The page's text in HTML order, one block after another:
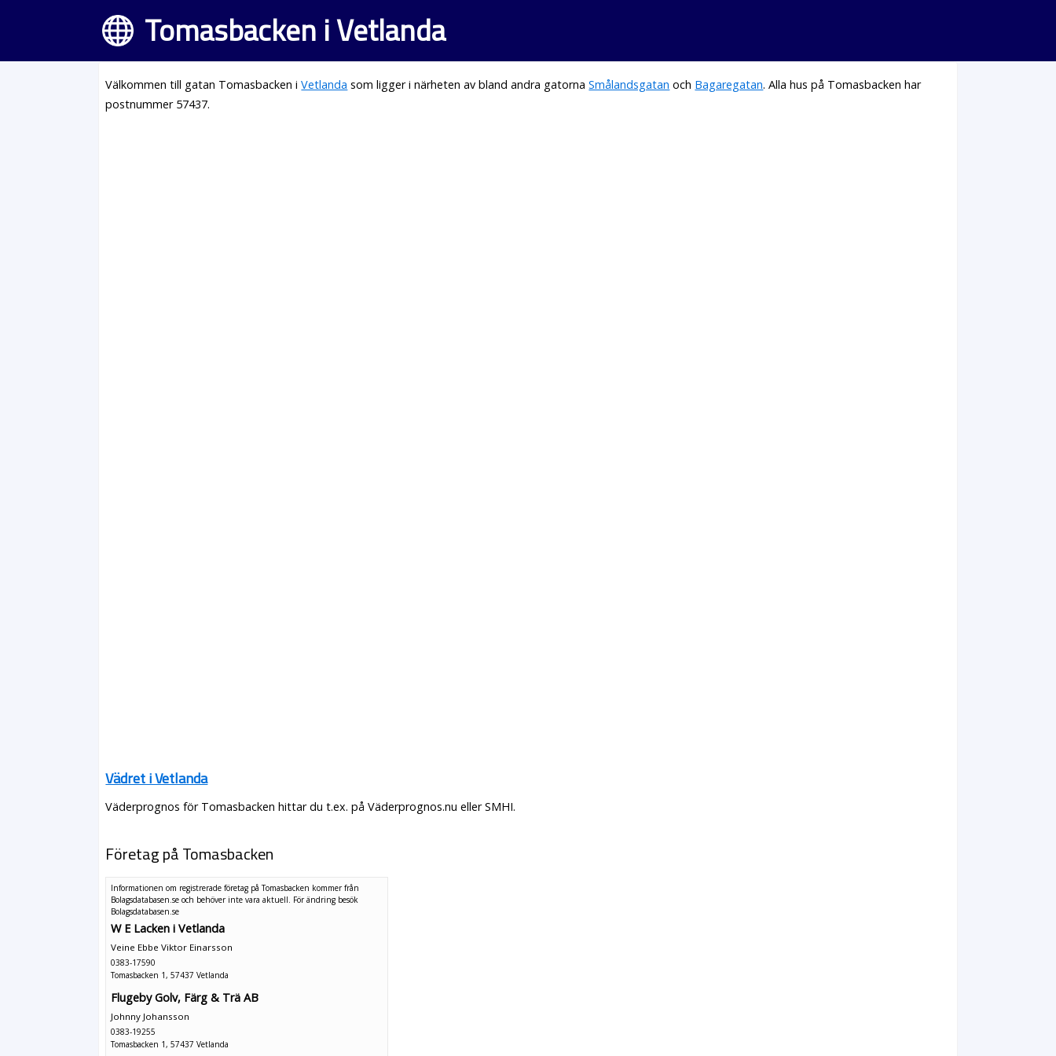
Tomasbacken i Vetlanda
Välkommen till gatan Tomasbacken iVetlanda som ligger i närheten av bland andra gatornaSmålandsgatan och Bagaregatan. Alla hus på Tomasbacken har
postnummer 57437.
Vädret i Vetlanda
Väderprognos för Tomasbacken hittar du t.ex. på Väderprognos.nu eller SMHI.
Företag på Tomasbacken
Informationen om registrerade företag på Tomasbacken kommer från
Bolagsdatabasen.se och behöver inte vara aktuell. För ändring besök
Bolagsdatabasen.se
W E Lacken i Vetlanda
Veine Ebbe Viktor Einarsson
0383-17590
Tomasbacken 1, 57437 Vetlanda
Flugeby Golv, Färg & Trä AB
Johnny Johansson
0383-19255
Tomasbacken 1, 57437 Vetlanda